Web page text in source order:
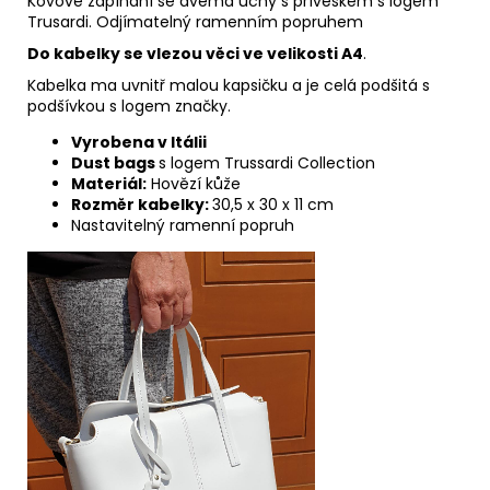
Trusardi. Odjímatelný ramenním popruhem
Do kabelky se vlezou věci ve velikosti A4.
Kabelka ma uvnitř malou kapsičku a je celá podšitá s
podšívkou s logem značky.
Vyrobena v Itálii
Dust bagss logem Trussardi Collection
Materiál: Hovězí kůže
Rozměr kabelky:30,5 x 30 x 11 cm
Nastavitelný ramenní popruh